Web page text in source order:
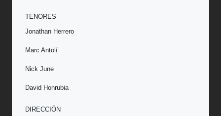
TENORES
Jonathan Herrero
Marc Antolí
Nick June
David Honrubia
DIRECCIÓN